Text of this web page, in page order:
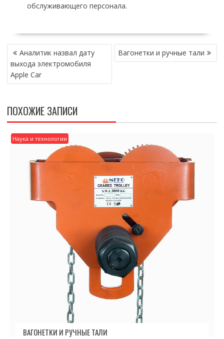
обслуживающего персонала.
НАВИГАЦИЯ
ПО
ЗАПИСЯМ
Аналитик назвал дату
выхода электромобиля
Apple Car
Вагонетки и ручные тали
ПОХОЖИЕ ЗАПИСИ
Наука и технологии
ВАГОНЕТКИ И РУЧНЫЕ ТАЛИ